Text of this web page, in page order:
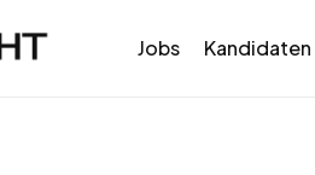
Jobs Kandidaten